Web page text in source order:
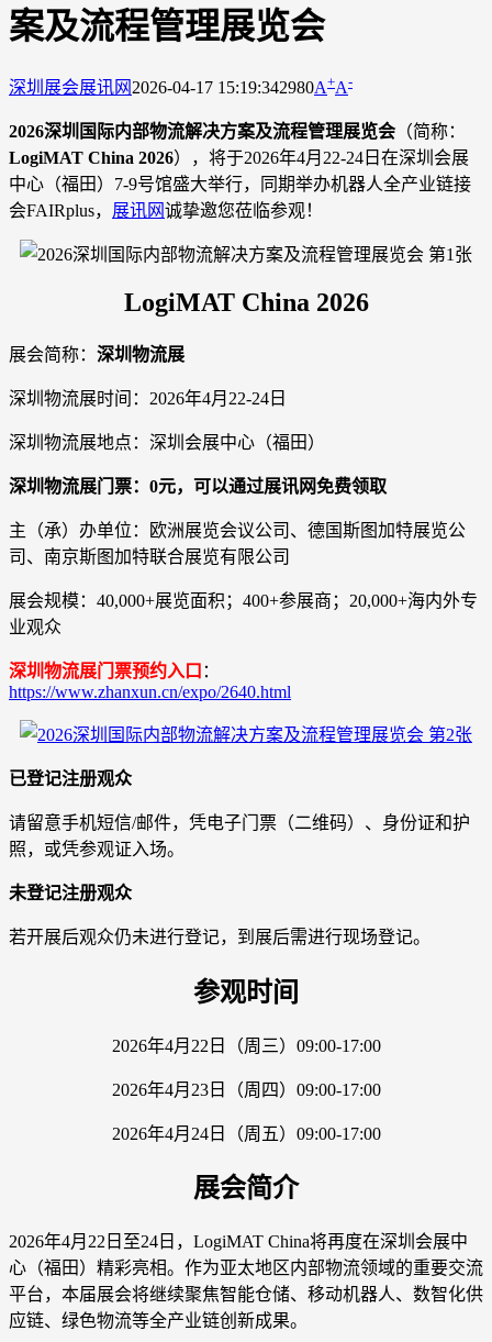
案及流程管理展览会
深圳展会展讯网 2026-04-17 15:19:342980A+A-
2026深圳国际内部物流解决方案及流程管理展览会 （简称：
LogiMAT China 2026），将于2026年4月22-24日在深圳会展
中心（福田）7-9号馆盛大举行，同期举办机器人全产业链接
会FAIRplus， 展讯网诚挚邀您莅临参观！
LogiMAT China 2026
展会简称： 深圳物流展
深圳物流展时间：2026年4月22-24日
深圳物流展地点：深圳会展中心（福田）
深圳物流展门票：0元，可以通过展讯网免费领取
主（承）办单位：欧洲展览会议公司、德国斯图加特展览公
司、南京斯图加特联合展览有限公司
展会规模：40,000+展览面积；400+参展商；20,000+海内外专
业观众
深圳物流展门票预约入口 ：
https://www.zhanxun.cn/expo/2640.html
已登记注册观众
请留意手机短信/邮件，凭电子门票（二维码）、身份证和护
照，或凭参观证入场。
未登记注册观众
若开展后观众仍未进行登记，到展后需进行现场登记。
参观时间
2026年4月22日（周三）09:00-17:00
2026年4月23日（周四）09:00-17:00
2026年4月24日（周五）09:00-17:00
展会简介
2026年4月22日至24日，LogiMAT China将再度在深圳会展中
心（福田）精彩亮相。作为亚太地区内部物流领域的重要交流
平台，本届展会将继续聚焦智能仓储、移动机器人、数智化供
应链、绿色物流等全产业链创新成果。